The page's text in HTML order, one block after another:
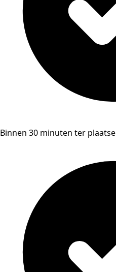
Binnen 30 minuten ter plaatse